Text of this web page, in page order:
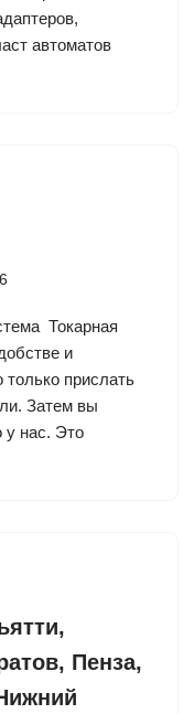
автоматов
Токарная
и
прислать
Затем вы
у нас. Это
Пенза,